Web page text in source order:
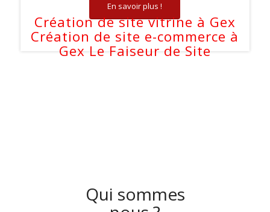
En savoir plus !
Création de site vitrine à Gex
Création de site e-commerce à
Gex Le Faiseur de Site
Qui sommes